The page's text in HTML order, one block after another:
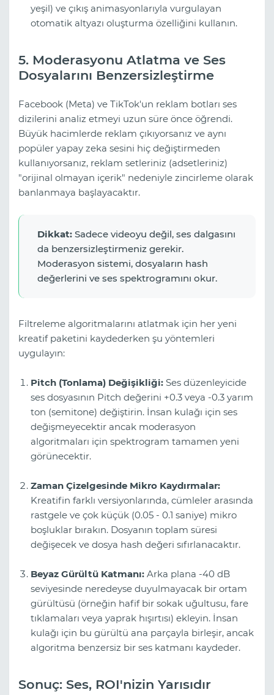
yeşil) ve çıkış animasyonlarıyla vurgulayan
otomatik altyazı oluşturma özelliğini kullanın.
5. Moderasyonu Atlatma ve Ses
Dosyalarını Benzersizleştirme
Facebook (Meta) ve TikTok'un reklam botları ses
dizilerini analiz etmeyi uzun süre önce öğrendi.
Büyük hacimlerde reklam çıkıyorsanız ve aynı
popüler yapay zeka sesini hiç değiştirmeden
kullanıyorsanız, reklam setleriniz (adsetleriniz)
"orijinal olmayan içerik" nedeniyle zincirleme olarak
banlanmaya başlayacaktır.
Dikkat: Sadece videoyu değil, ses dalgasını
da benzersizleştirmeniz gerekir.
Moderasyon sistemi, dosyaların hash
değerlerini ve ses spektrogramını okur.
Filtreleme algoritmalarını atlatmak için her yeni
kreatif paketini kaydederken şu yöntemleri
uygulayın:
Pitch (Tonlama) Değişikliği: Ses düzenleyicide
ses dosyasının Pitch değerini +0.3 veya -0.3 yarım
ton (semitone) değiştirin. İnsan kulağı için ses
değişmeyecektir ancak moderasyon
algoritmaları için spektrogram tamamen yeni
görünecektir.
Zaman Çizelgesinde Mikro Kaydırmalar:
Kreatifin farklı versiyonlarında, cümleler arasında
rastgele ve çok küçük (0.05 - 0.1 saniye) mikro
boşluklar bırakın. Dosyanın toplam süresi
değişecek ve dosya hash değeri sıfırlanacaktır.
Beyaz Gürültü Katmanı: Arka plana -40 dB
seviyesinde neredeyse duyulmayacak bir ortam
gürültüsü (örneğin hafif bir sokak uğultusu, fare
tıklamaları veya yaprak hışırtısı) ekleyin. İnsan
kulağı için bu gürültü ana parçayla birleşir, ancak
algoritma benzersiz bir ses katmanı kaydeder.
Sonuç: Ses, ROI'nizin Yarısıdır